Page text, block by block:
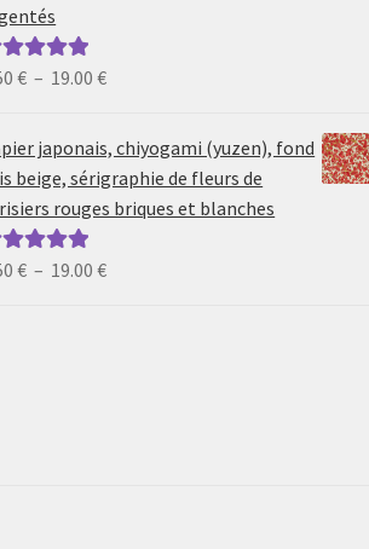
5.00sur
€ – 19.00€Plage
prix :
6.50 €
à
japonais, chiyogami (yuzen), fond
beige, sérigraphie de fleurs de
rouges briques et blanches
5.00sur
€ – 19.00€Plage